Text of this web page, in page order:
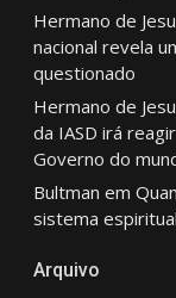
Hermano de
nacional revela
questionado
Hermano de
da IASD irá
Governo do
Bultman em
sistema
Arquivo